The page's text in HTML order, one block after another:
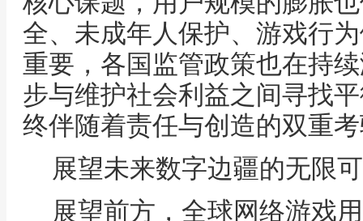
全、未成年人保护、游戏行
重要，各国监管政策也在持
步与维护社会利益之间寻找
终伴随着责任与创造的双重
展望未来数字边疆的无限
展望前方，全球网络游戏